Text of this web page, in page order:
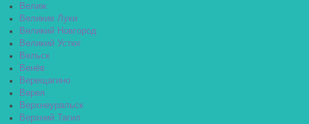
Велиж
Великие Луки
Великий Новгород
Великий Устюг
Вельск
Венёв
Верещагино
Верея
Верхнеуральск
Верхний Тагил